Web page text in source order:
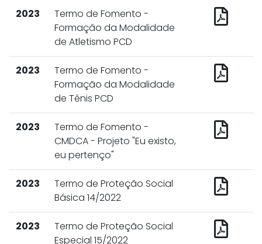
2023
Termo de Fomento -
Formação da Modalidade
de Atletismo PCD
2023
Termo de Fomento -
Formação da Modalidade
de Tênis PCD
2023
Termo de Fomento -
CMDCA - Projeto "Eu existo,
eu pertenço"
2023
Termo de Proteção Social
Básica 14/2022
2023
Termo de Proteção Social
Especial 15/2022